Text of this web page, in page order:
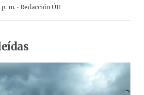
m. · Redacción ÚH